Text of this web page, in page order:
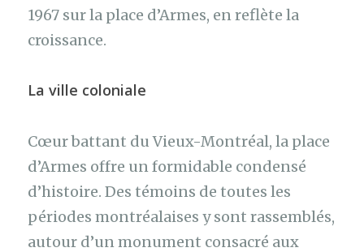
1967 sur la place d’Armes, en reflète la
croissance.
La ville coloniale
Cœur battant du Vieux-Montréal, la place
d’Armes offre un formidable condensé
d’histoire. Des témoins de toutes les
périodes montréalaises y sont rassemblés,
autour d’un monument consacré aux